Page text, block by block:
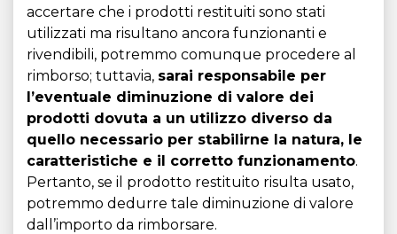
accertare che i prodotti restituiti sono stati
utilizzati ma risultano ancora funzionanti e
rivendibili, potremmo comunque procedere al
rimborso; tuttavia, sarai responsabile per
l’eventuale diminuzione di valore dei
prodotti dovuta a un utilizzo diverso da
quello necessario per stabilirne la natura, le
caratteristiche e il corretto funzionamento.
Pertanto, se il prodotto restituito risulta usato,
potremmo dedurre tale diminuzione di valore
dall’importo da rimborsare.